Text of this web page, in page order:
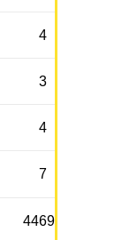
4
3
4
7
44696